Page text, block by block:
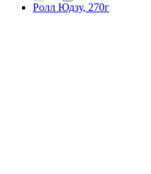
Ролл Юдзу, 270г